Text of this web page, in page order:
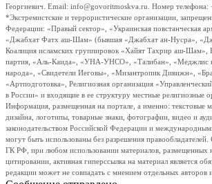
Георгиевич. Email: info@govoritmoskva.ru. Номер
*Экстремистские и террористические организации,
Федерации: «Правый сектор», «Украинская повстанческая
«Джабхат Фатх аш-Шам» (бывшая «Джабхат ан-Нусра»,
Коалиция исламских группировок «Хайят Тахрир аш-Шам»,
партия, «Аль-Каида», «УНА-УНСО», «Талибан», «Меджлис
народа», «Свидетели Иеговы», «Мизантропик Дивижн»,
«Артподготовка», Религиозная организация
в России» и входящие в ее структуру местные религиозные
Информация, размещенная на портале, а именно: текстовые
дизайна, логотипы, товарные знаки, фотографии, видео и
законодательством Российской Федерации и
могут быть использованы без разрешения правообладателей.
ГК РФ, при любом использовании материалов, размещенных
цитировании, активная гиперссылка на материал является
редакции может не совпадать с мнением отдельных авторов